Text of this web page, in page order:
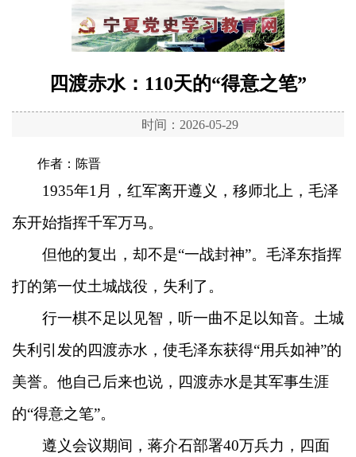
四渡赤水：110天的“得意之笔”
时间：2026-05-29
作者：陈晋
1935年1月，红军离开遵义，移师北上，毛泽
东开始指挥千军万马。
但他的复出，却不是“一战封神”。毛泽东指挥
打的第一仗土城战役，失利了。
行一棋不足以见智，听一曲不足以知音。土城
失利引发的四渡赤水，使毛泽东获得“用兵如神”的
美誉。他自己后来也说，四渡赤水是其军事生涯
的“得意之笔”。
遵义会议期间，蒋介石部署40万兵力，四面